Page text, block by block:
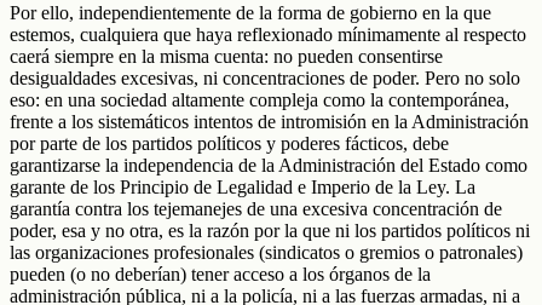
Por ello, independientemente de la forma de gobierno en la que
estemos, cualquiera que haya reflexionado mínimamente al respecto
caerá siempre en la misma cuenta: no pueden consentirse
desigualdades excesivas, ni concentraciones de poder. Pero no solo
eso: en una sociedad altamente compleja como la contemporánea,
frente a los sistemáticos intentos de intromisión en la Administración
por parte de los partidos políticos y poderes fácticos, debe
garantizarse la independencia de la Administración del Estado como
garante de los Principio de Legalidad e Imperio de la Ley. La
garantía contra los tejemanejes de una excesiva concentración de
poder, esa y no otra, es la razón por la que ni los partidos políticos ni
las organizaciones profesionales (sindicatos o gremios o patronales)
pueden (o no deberían) tener acceso a los órganos de la
administración pública, ni a la policía, ni a las fuerzas armadas, ni a